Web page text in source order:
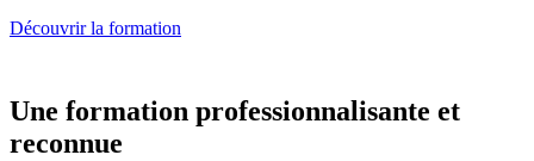
Découvrir la formation
Une formation professionnalisante et
reconnue